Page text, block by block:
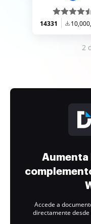
14331
2
Aumenta
Accede a
directamente